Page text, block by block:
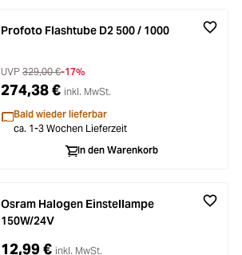
Profoto Flashtube D2 500 / 1000
UVP 329,00 €-17%
274,38 € inkl. MwSt.
Bald wieder lieferbar
ca. 1-3 Wochen Lieferzeit
In den Warenkorb
Osram Halogen Einstellampe
150W/24V
12,99 € inkl. MwSt.